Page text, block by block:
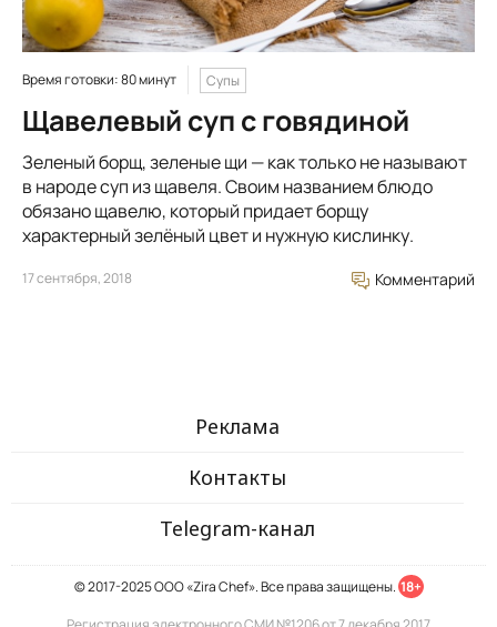
Время готовки: 80 минут Супы
Щавелевый суп с говядиной
Зеленый борщ, зеленые щи — как только не называют
в народе суп из щавеля. Своим названием блюдо
обязано щавелю, который придает борщу
характерный зелёный цвет и нужную кислинку.
17 сентября, 2018 Комментарий
Реклама
Контакты
Telegram-канал
© 2017-2025 ООО «Zira Chef». Все права защищены. 18+